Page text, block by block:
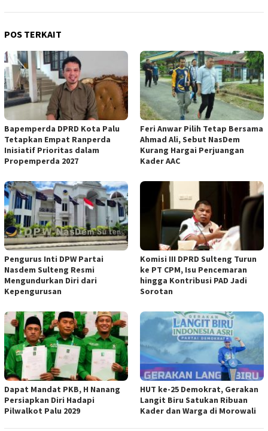
POS TERKAIT
Bapemperda DPRD Kota Palu
Tetapkan Empat Ranperda
Inisiatif Prioritas dalam
Propemperda 2027
Feri Anwar Pilih Tetap Bersama
Ahmad Ali, Sebut NasDem
Kurang Hargai Perjuangan
Kader AAC
Pengurus Inti DPW Partai
Nasdem Sulteng Resmi
Mengundurkan Diri dari
Kepengurusan
Komisi III DPRD Sulteng Turun
ke PT CPM, Isu Pencemaran
hingga Kontribusi PAD Jadi
Sorotan
Dapat Mandat PKB, H Nanang
Persiapkan Diri Hadapi
Pilwalkot Palu 2029
HUT ke-25 Demokrat, Gerakan
Langit Biru Satukan Ribuan
Kader dan Warga di Morowali